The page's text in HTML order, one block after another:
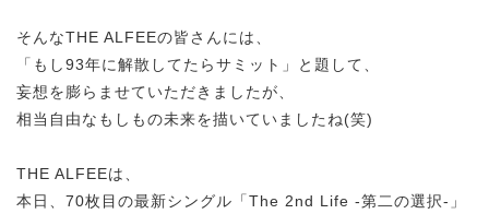
そんなTHE ALFEEの皆さんには、
「もし93年に解散してたらサミット」と題して、
妄想を膨らませていただきましたが、
相当自由なもしもの未来を描いていましたね(笑)
THE ALFEEは、
本日、70枚目の最新シングル「The 2nd Life -第二の選択-」